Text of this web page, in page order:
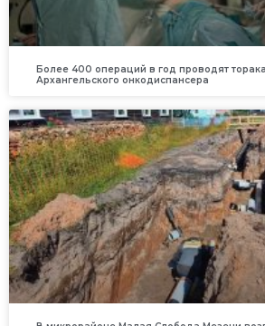
Более 400 операций в год проводят
Архангельского онкодиспансера